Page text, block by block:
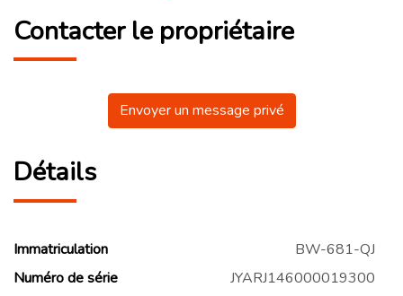
Contacter le propriétaire
Envoyer un message privé
Détails
Immatriculation
BW-681-QJ
Numéro de série
JYARJ146000019300